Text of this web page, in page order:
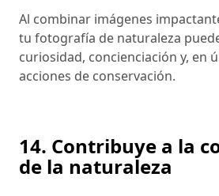
Al combinar imágenes
tu fotografía de naturaleza
curiosidad, concienciación y, en
acciones de conservación.
14. Contribuye a la
de la naturaleza